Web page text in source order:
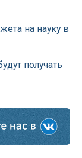
на науку в
получать